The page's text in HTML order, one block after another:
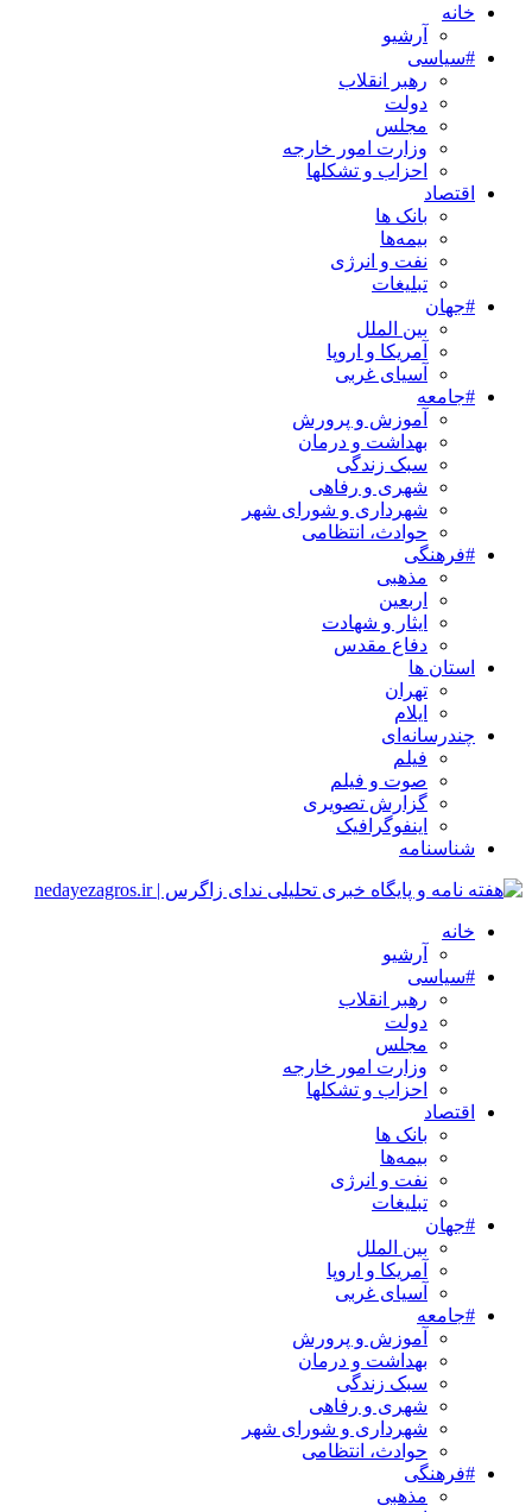
خانه
آرشیو
#سیاسی
رهبر انقلاب
دولت
مجلس
وزارت امور خارجه
احزاب و تشکلها
اقتصاد
بانک ها
بیمه‌ها
نفت و انرژی
تبلیغات
#جهان
بین الملل
آمریکا و اروپا
آسیای غربی
#جامعه
آموزش و پرورش
بهداشت و درمان
سبک زندگی
شهری و رفاهی
شهرداری و شورای شهر
حوادث، انتظامی
#فرهنگی
مذهبی
اربعین
ایثار و شهادت
دفاع مقدس
استان ها
تهران
ایلام
چندرسانه‌ای
فیلم
صوت و فیلم
گزارش تصویری
اینفوگرافیک
شناسنامه
خانه
آرشیو
#سیاسی
رهبر انقلاب
دولت
مجلس
وزارت امور خارجه
احزاب و تشکلها
اقتصاد
بانک ها
بیمه‌ها
نفت و انرژی
تبلیغات
#جهان
بین الملل
آمریکا و اروپا
آسیای غربی
#جامعه
آموزش و پرورش
بهداشت و درمان
سبک زندگی
شهری و رفاهی
شهرداری و شورای شهر
حوادث، انتظامی
#فرهنگی
مذهبی